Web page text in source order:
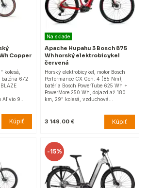
Copper
kolesá,
batéria 672
Alivio 9…
Kúpiť
Na sklade
Apache Hupahu 3 Bosch 875
Wh horský elektrobicykel
červená
Horský elektrobicykel, motor Bosch
Performance CX Gen. 4 (85 Nm),
batéria Bosch PowerTube 625 Wh +
PowerMore 250 Wh, dojazd až 180
km, 29" kolesá, vzduchová…
3 149.00 € Kúpiť
-15%